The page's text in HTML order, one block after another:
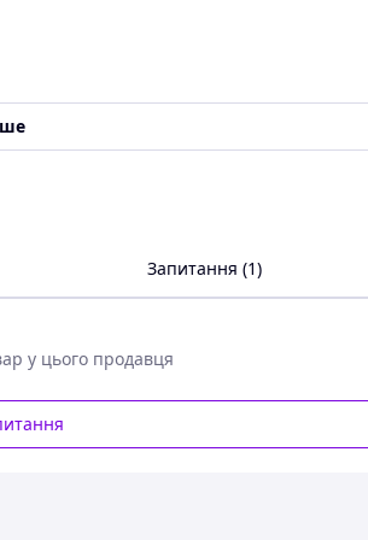
від УФА/УФБ
та обмежує зневоднення.
Запитання (1)
у цього продавця